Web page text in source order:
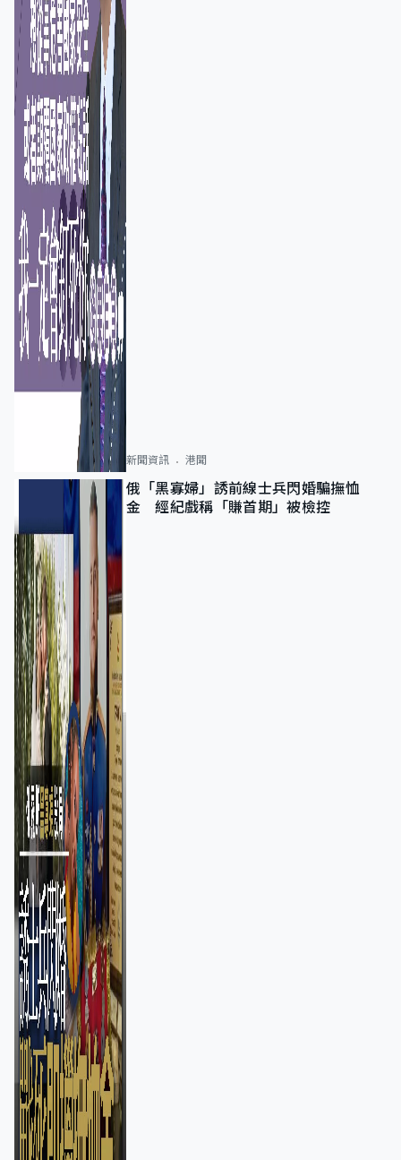
新聞資訊 港聞
俄「黑寡婦」誘前線士兵閃婚騙撫恤
金 經紀戲稱「賺首期」被檢控